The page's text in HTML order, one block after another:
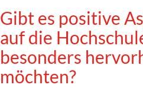
Gibt es positive
auf die
besonders
möchten?